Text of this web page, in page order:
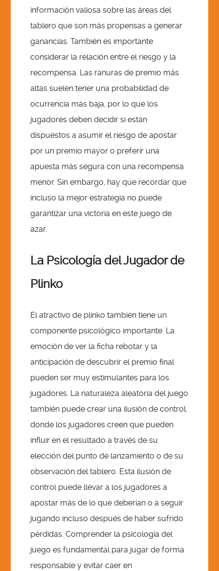
información valiosa sobre las áreas del
tablero que son más propensas a generar
ganancias. También es importante
considerar la relación entre el riesgo y la
recompensa. Las ranuras de premio más
altas suelen tener una probabilidad de
ocurrencia más baja, por lo que los
jugadores deben decidir si están
dispuestos a asumir el riesgo de apostar
por un premio mayor o preferir una
apuesta más segura con una recompensa
menor. Sin embargo, hay que recordar que
incluso la mejor estrategia no puede
garantizar una victoria en este juego de
azar.
La Psicología del Jugador de
Plinko
El atractivo de plinko también tiene un
componente psicológico importante. La
emoción de ver la ficha rebotar y la
anticipación de descubrir el premio final
pueden ser muy estimulantes para los
jugadores. La naturaleza aleatoria del juego
también puede crear una ilusión de control,
donde los jugadores creen que pueden
influir en el resultado a través de su
elección del punto de lanzamiento o de su
observación del tablero. Esta ilusión de
control puede llevar a los jugadores a
apostar más de lo que deberían o a seguir
jugando incluso después de haber sufrido
pérdidas. Comprender la psicología del
juego es fundamental para jugar de forma
responsable y evitar caer en